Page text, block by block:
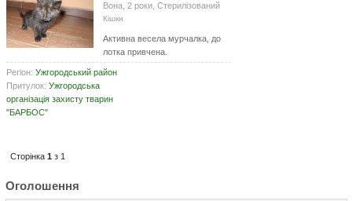
Вона, 2 роки, Стерилізований
Кішки
Активна весела мурчалка, до
лотка привчена.
Регіон: Ужгородський район
Притулок: Ужгородська
організація захисту тварин
"БАРБОС"
Сторінка 1 з 1
Оголошення